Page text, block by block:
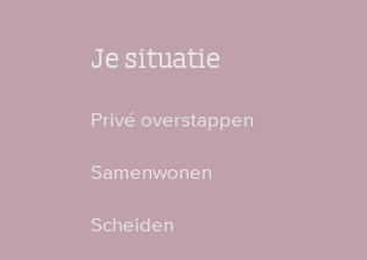
Je situatie
Privé overstappen
Samenwonen
Scheiden